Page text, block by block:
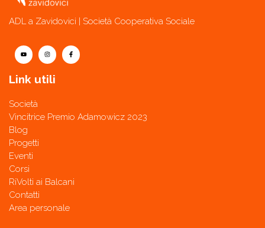
ADL a Zavidovici | Società Cooperativa Sociale
Link utili
Società
Vincitrice Premio Adamowicz 2023
Blog
Progetti
Eventi
Corsi
RiVolti ai Balcani
Contatti
Area personale